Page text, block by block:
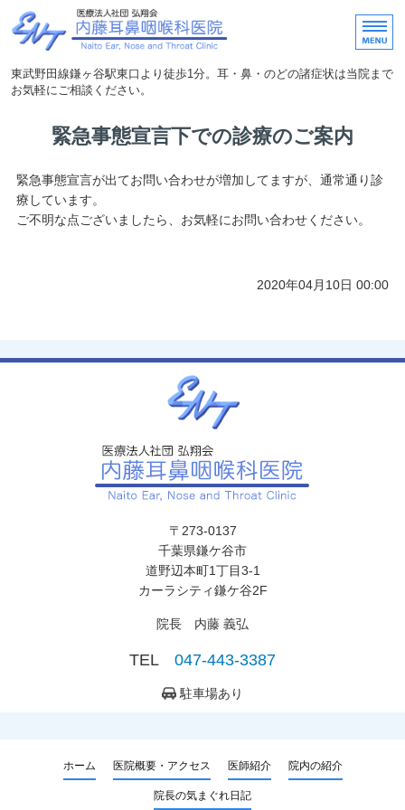
東武野田線鎌ヶ谷駅東口より徒歩1分。耳・鼻・のどの諸症状は当院まで
お気軽にご相談ください。
ホーム
医師紹介
緊急事態宣言下での診療のご案内
緊急事態宣言が出てお問い合わせが増加してますが、通常通り診
療しています。
ご不明な点ございましたら、お気軽にお問い合わせください。
2020年04月10日 00:00
〒273-0137
千葉県鎌ケ谷市
道野辺本町1丁目3-1
カーラシティ鎌ケ谷2F
院長 内藤 義弘
TEL 047-443-3387
駐車場あり
ホーム 医院概要・アクセス 医師紹介 院内の紹介
院長の気まぐれ日記